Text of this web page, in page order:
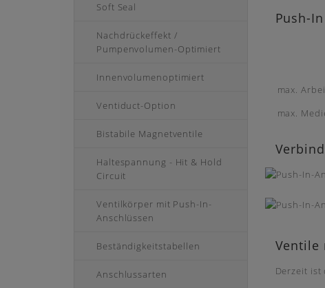
Soft Seal
Nachdrückeffekt /
Pumpenvolumen-Optimiert
Innenvolumenoptimiert
Ventiduct-Option
Bistabile Magnetventile
Haltespannung - Hit & Hold
Circuit
Ventilkörper mit Push-In-
Anschlüssen
Beständigkeitstabellen
Anschlussarten
Push-
max.
max.
Ventile
Derzeit